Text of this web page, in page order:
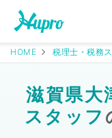
HOME 税理士・税務
滋賀県大
スタッフ